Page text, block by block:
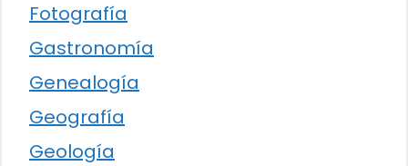
Fotografía
Gastronomía
Genealogía
Geografía
Geología